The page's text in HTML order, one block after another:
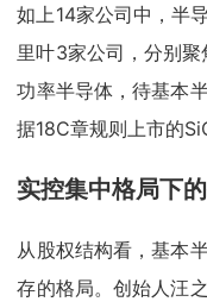
如上14家公司中，半
里叶3家公司，分别
功率半导体，待基本
据18C章规则上市的
实控集中格局下
从股权结构看，基本
存的格局。创始人汪